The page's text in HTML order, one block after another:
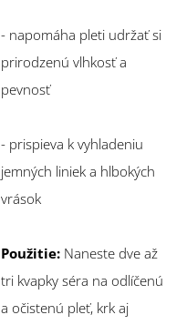
- napomáha pleti udržať si
prirodzenú vlhkosť a
pevnosť
- prispieva k vyhladeniu
jemných liniek a hlbokých
vrások
Použitie: Naneste dve až
tri kvapky séra na odlíčenú
a očistenú pleť, krk aj